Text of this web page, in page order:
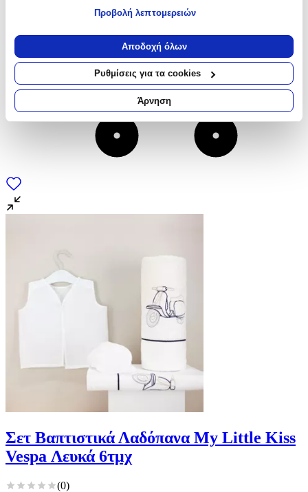
Να συλλέξουμε πληροφορίες σχετικά με τη γεωγραφική
σας τοποθεσία, οι οποίες μπορεί να είναι ακριβείς σε
απόσταση μερικών μέτρων
Να αναγνωρίσουμε τη συσκευή σας σαρώνοντας ενεργά
για συγκεκριμένα χαρακτηριστικά (δακτυλικό αποτύπωμα)
Μάθετε περισσότερα σχετικά με τον τρόπο επεξεργασίας των
προσωπικών σας δεδομένων και καθορίστε τις προτιμήσεις σας
ενότητα “Λεπτομέρειες”
. Μπορείτε να αλλάξετε ή να
ανακαλέσετε τη συγκατάθεσή σας ανά πάσα στιγμή από τη
Χρησιμοποιούμε cookies ώστε η τοποθεσία μας να λειτουργεί
για να αποθηκεύουμε και να έχουμε πρόσβαση σε πληροφορίες
στη συσκευή σας, με σκοπό την προβολή εξατομικευμένων
διαφημίσεων και περιεχομένου, τις μετρήσεις σχετικά με
διαφημίσεις και περιεχόμενο, την καλύτερη εικόνα του κοινού
πληροφορίες σχετικά με την από μέρους σας χρήση της
τοποθεσίας μας στους συνεργάτες μέσων κοινωνικής
δικτύωσης, διαφημίσεων και ανάλυσης.
Προβολή λεπτομερειών
Αποδοχή όλων
Ρυθμίσεις για τα cookies
Άρνηση
Σετ Βαπτιστικά Λαδόπανα My Little Kiss
Vespa Λευκά 6τμχ
(0)